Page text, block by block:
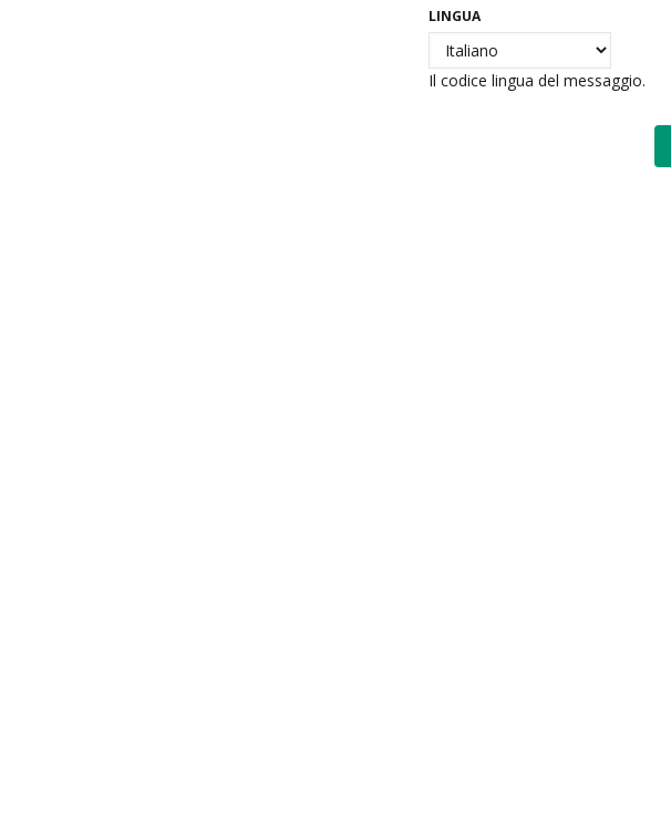
LINGUA
Il codice lingua del messaggio.